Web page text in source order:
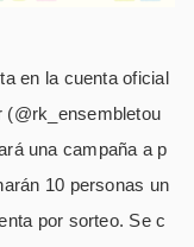
en la cuenta oficial
(@rk_ensembletou
una campaña a p
10 personas un
por sorteo. Se c